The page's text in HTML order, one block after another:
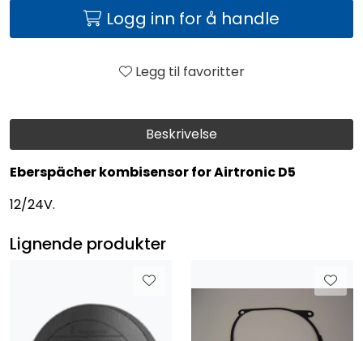
Beskrivelse
Eberspächer kombisensor for Airtronic D5
12/24V.
Logg inn for å handle
Legg til favoritter
Lignende produkter